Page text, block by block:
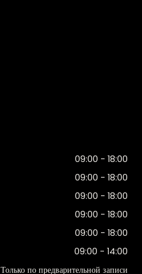
09:00 - 18:00
09:00 - 18:00
09:00 - 18:00
09:00 - 18:00
09:00 - 18:00
09:00 - 14:00
Только по предварительной записи